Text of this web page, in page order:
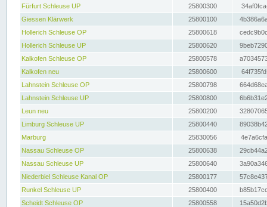
Fürfurt Schleuse UP
25800300
Giessen Klärwerk
25800100
Hollerich Schleuse OP
25800618
Hollerich Schleuse UP
25800620
Kalkofen Schleuse OP
25800578
Kalkofen neu
25800600
Lahnstein Schleuse OP
25800798
Lahnstein Schleuse UP
25800800
Leun neu
25800200
Limburg Schleuse UP
25800440
Marburg
25830056
Nassau Schleuse OP
25800638
Nassau Schleuse UP
25800640
Niederbiel Schleuse Kanal OP
25800177
Runkel Schleuse UP
25800400
Scheidt Schleuse OP
25800558